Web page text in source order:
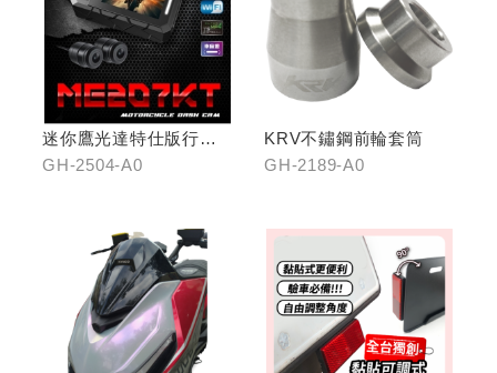
迷你鷹光達特仕版行車
記錄器
GH-2504-A0
KRV不鏽鋼前輪套筒
GH-2189-A0